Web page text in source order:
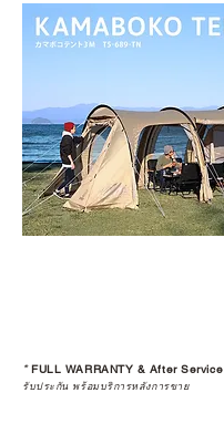
*FULL WARRANTY & After Service
รับประกัน พร้อมบริการหลังการขาย